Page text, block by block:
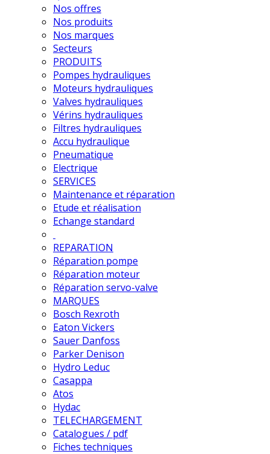
Nos offres
Nos produits
Nos marques
Secteurs
PRODUITS
Pompes hydrauliques
Moteurs hydrauliques
Valves hydrauliques
Vérins hydrauliques
Filtres hydrauliques
Accu hydraulique
Pneumatique
Electrique
SERVICES
Maintenance et réparation
Etude et réalisation
Echange standard
REPARATION
Réparation pompe
Réparation moteur
Réparation servo-valve
MARQUES
Bosch Rexroth
Eaton Vickers
Sauer Danfoss
Parker Denison
Hydro Leduc
Casappa
Atos
Hydac
TELECHARGEMENT
Catalogues / pdf
Fiches techniques